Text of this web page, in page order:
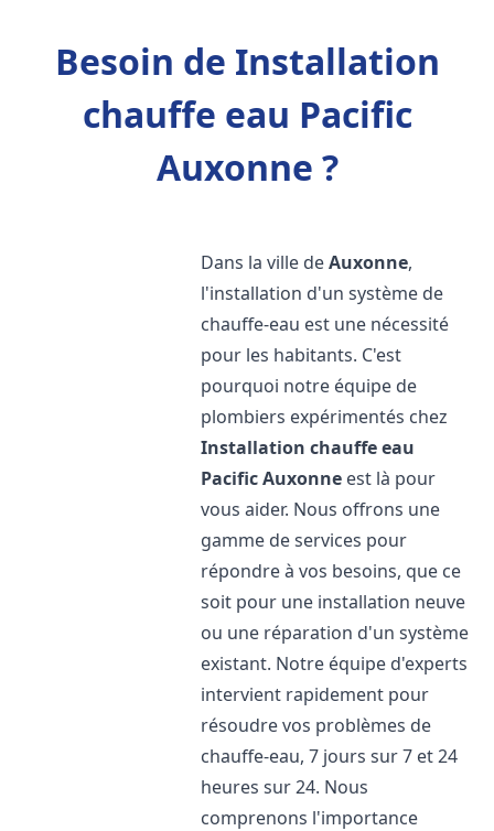
Besoin de Installation
chauffe eau Pacific
Auxonne ?
Dans la ville deAuxonne,
l'installation d'un système de
chauffe-eau est une nécessité
pour les habitants. C'est
pourquoi notre équipe de
plombiers expérimentés chez
Installation chauffe eau
PacificAuxonne est là pour
vous aider. Nous offrons une
gamme de services pour
répondre à vos besoins, que ce
soit pour une installation neuve
ou une réparation d'un système
existant. Notre équipe d'experts
intervient rapidement pour
résoudre vos problèmes de
chauffe-eau, 7 jours sur 7 et 24
heures sur 24. Nous
comprenons l'importance